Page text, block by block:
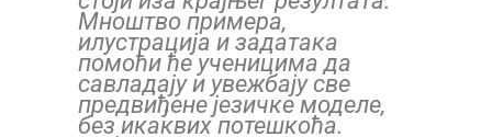
Мноштво примера,
илустрација и задатака
помоћи ће ученицима да
савладају и увежбају све
предвиђене језичке моделе,
без икаквих потешкоћа.